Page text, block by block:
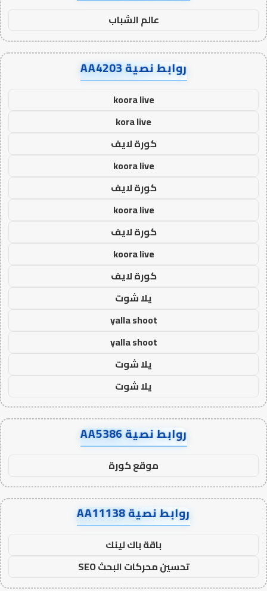
عالم الشباب
روابط نصية AA4203
koora live
kora live
كورة لايف
koora live
كورة لايف
koora live
كورة لايف
koora live
كورة لايف
يلا شوت
yalla shoot
yalla shoot
يلا شوت
يلا شوت
روابط نصية AA5386
موقع كورة
روابط نصية AA11138
باقة باك لينك
تحسين محركات البحث SEO